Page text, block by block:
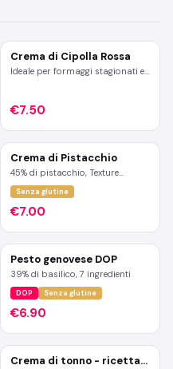
Crema di Cipolla Rossa
Ideale per formaggi stagionati e
di pesce.
€7.50
Crema di Pistacchio
45% di pistacchio, Texture
cremosa, gusto intenso.
Deliziosa crema di pistacchio
Made in Campania, senza
Senza glutine
€7.00
Pesto genovese DOP
39% di basilico, 7 ingredienti
DOP Senza glutine
€6.90
Crema di tonno - ricetta